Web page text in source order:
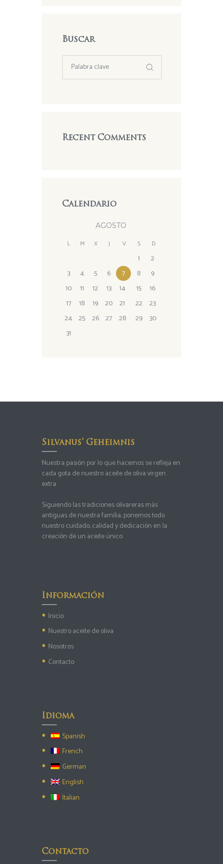
Buscar
Recent Comments
Calendario
AGOSTO
L M X J V S D
1
2
3
4 5 6 7 8
9
10
11 12 13 14 15
16
17
18 19 20 21 22
23
24 25 26 27 28 29
30
31
Silvanus’ Geheimnis
Nuestra pasión por lo que hacemos se refleja en
cada gota de nuestro aceite de oliva virgen
extra.
Siguiendo las tradiciones olivareras más
antiguas de nuestra familia, ponemos todo
nuestro cuidado, calidad y dedicación en la
creación de un aceite único.
Información
Inicio
Nuestro aceite de oliva
Nosotros
Contacto
Idioma
Spanish
French
German
English
Italian
Contacto